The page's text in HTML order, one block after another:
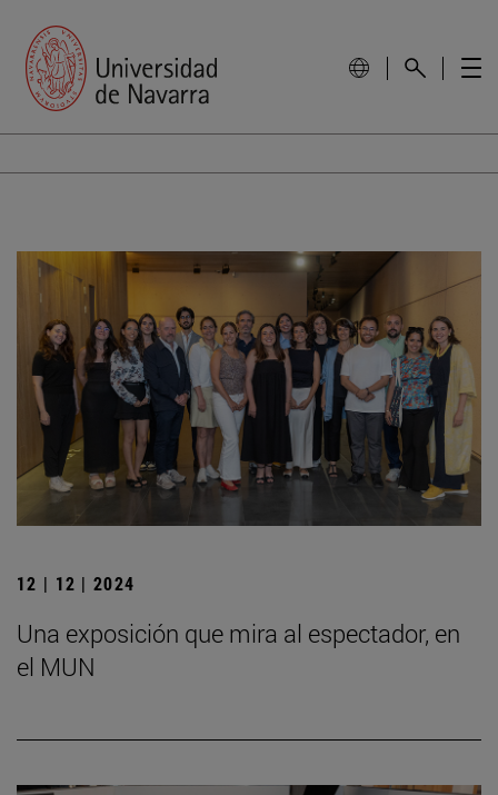
12 | 12 | 2024
Una exposición que mira al espectador, en
el MUN